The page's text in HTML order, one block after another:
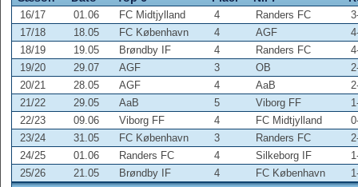
16/17 01.06 FC Midtjylland 4 Randers FC
17/18
18.05 FC København 4 AGF
18/19
19.05 Brøndby IF 4 Randers FC
19/20
29.07 AGF 3 OB
20/21
28.05 AGF 4 AaB
21/22
29.05 AaB 5 Viborg FF
22/23
09.06 Viborg FF 4 FC Midtjylland
23/24
31.05 FC København 3 Randers FC
24/25
01.06 Randers FC 4 Silkeborg IF
25/26
21.05 Brøndby IF 4 FC København